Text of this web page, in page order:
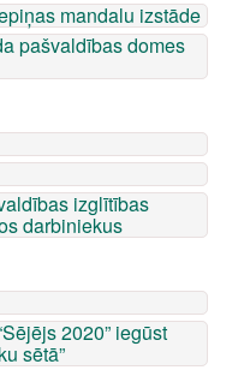
mandalu izstāde
pašvaldības domes
izglītības
darbiniekus
2020” iegūst
sētā”